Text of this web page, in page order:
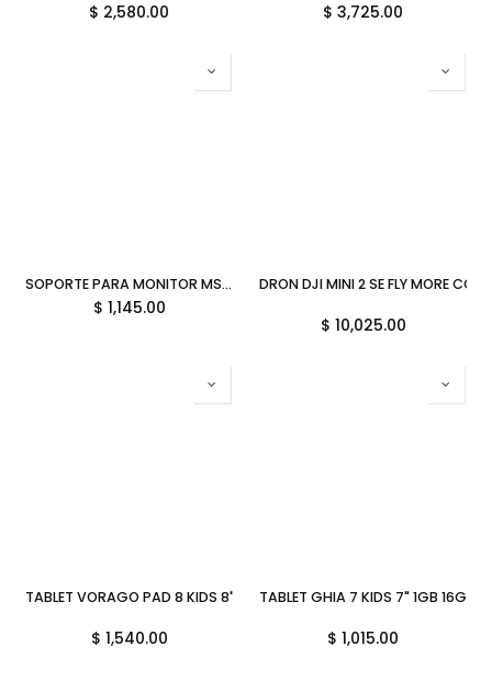
$ 2,580.00 $ 3,725.00
SOPORTE PARA MONITOR MSI 1MONITOR VESA 20KG HASTA 49PULGADAS MAG MT201 06M DE GARANTIA
$ 1,145.00
DRON DJI MINI 2 SE FLY MORE
$ 10,025.00
TABLET VORAGO PAD 8 KIDS 8" 4GB 64GB ANDROID 13, QUADCORE
$ 1,540.00
TABLET GHIA 7 KIDS 7" 1GB 16GB
$ 1,015.00